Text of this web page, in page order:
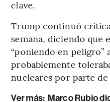
clave.
Trump continuó
semana, diciendo que
“poniendo en peligro”
probablemente
nucleares por parte
Ver más: Marco Rubio